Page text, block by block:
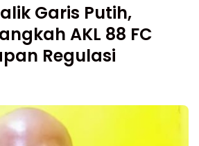
Garis Putih,
AKL 88 FC
Regulasi